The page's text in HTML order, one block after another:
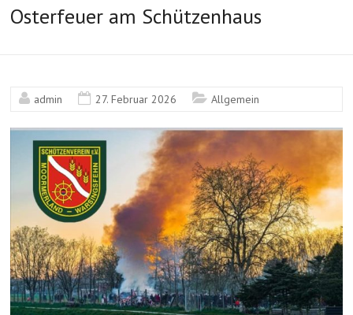
Osterfeuer am Schützenhaus
admin 27. Februar 2026 Allgemein